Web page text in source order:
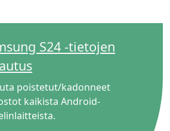
S24 -tietojen
poistetut/kadonneet
kaikista Android-
Nederlands
Tiếng Việt
Español
Français
Italiano
Suomalainen